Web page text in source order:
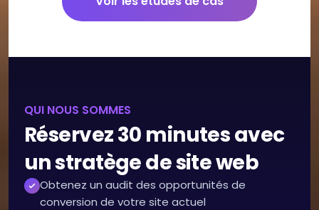
QUI NOUS SOMMES
Réservez 30 minutes avec
un stratège de site web
Obtenez un audit des opportunités de
conversion de votre site actuel